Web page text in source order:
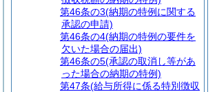
第46条の3(納期の特例に関する
承認の申請)
第46条の4(納期の特例の要件を
欠いた場合の届出)
第46条の5(承認の取消し等があ
った場合の納期の特例)
第47条(給与所得に係る特別徴収